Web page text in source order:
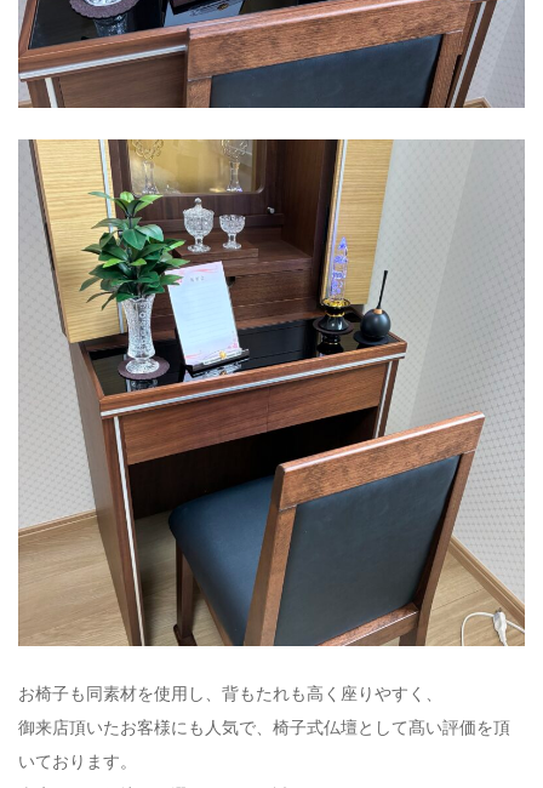
お椅子も同素材を使用し、背もたれも高く座りやすく、
御来店頂いたお客様にも人気で、椅子式仏壇として髙い評価を頂
いております。